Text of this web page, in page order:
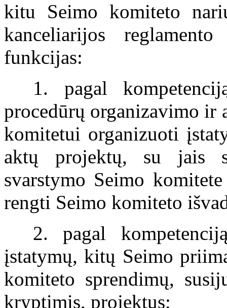
kitu Seimo komiteto
kanceliarijos
funkcijas:
1. pagal
procedūrų organizavimo ir
komitetui organizuoti
aktų projektų, su jais
svarstymo Seimo
rengti Seimo komiteto
2. pagal
įstatymų, kitų Seimo
komiteto sprendimų,
kryptimis, projektus;